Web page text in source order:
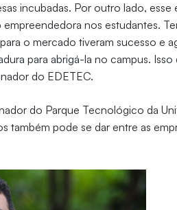
incubadas. Por outro lado, esse
nos estudantes.
o mercado tiveram sucesso e
para abrigá-la no campus.
do EDETEC.
do Parque Tecnológico da
também pode se dar entre as